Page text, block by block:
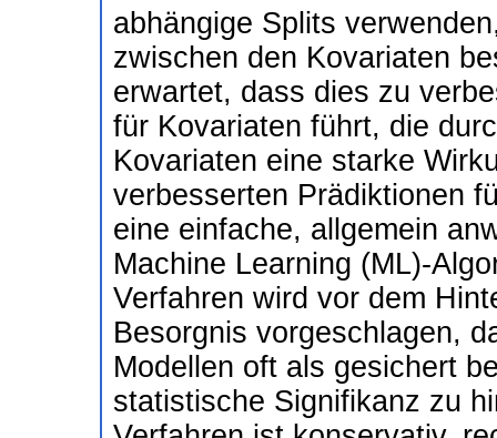
abhängige Splits
zwischen den Kovariaten
erwartet, dass dies zu
für Kovariaten führt, die
Kovariaten eine starke
verbesserten Prädiktionen
eine einfache, allgemein
Machine Learning (ML)-
Verfahren wird vor dem
Besorgnis vorgeschlagen,
Modellen oft als gesichert
statistische Signifikanz zu